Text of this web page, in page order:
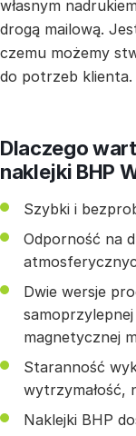
własnym
drogą mailową.
czemu możemy
do potrzeb klienta.
Dlaczego
naklejki BHP
Szybki i
Odporność na
Dwie wersje
magnetycznej
Staranność
wytrzymałość,
Naklejki BHP